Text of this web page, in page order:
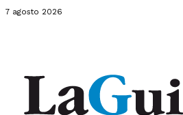
7 agosto 2026